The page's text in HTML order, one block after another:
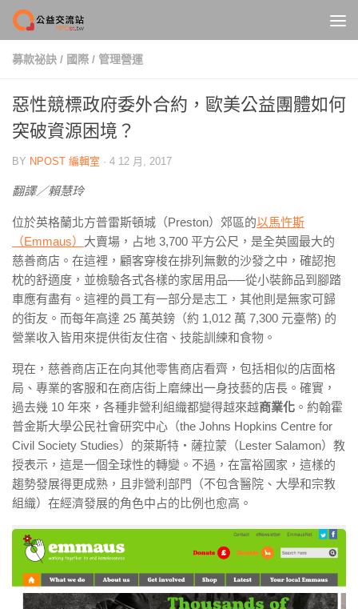
Skip to content
募款祕訣 / 國際 / 管理營運
惡性競標政府委外合約，歐美公益團體如何
突破資源困境？
BY NPOST 編輯室 · 4 12 月, 2017
翻譯／賴慧玲
位於英格蘭北方普雷斯頓城（Preston）郊區的以馬忤斯
（Emmaus） 大賣場，占地 3,700 平方公尺，是全英國最大的
慈善商店。在這裡，顧客穿梭在排列無數的沙發之中，確認抱
枕的舒適度，並檢驗各式各樣的家居用品──從小裝飾品到腳踏
車應有盡有。這裡的員工有一部分是志工，其他則是無家可歸
的街友。而每年高達 25 萬英鎊（約 1,012 萬 7,300 元臺幣) 的
營業收入皆用來提供街友住宿、技能訓練和食物。
現在，慈善商店正在向其他零售商店看齊，包括相似的店面格
局、專業的客服和在商店街上磨練出一身技藝的店長。確實，
過去幾 10 年來，各種非營利組織都變得越來越商業化 。約翰霍
普金斯大學公民社會研究中心（the Johns Hopkins Centre for
Civil Society Studies）的萊斯特・薩拉蒙（Lester Salamon）教
授表示，這是一個全球性的轉變。不過，在富裕國家，這樣的
趨勢發展得更成熟，且非營利部門（不包含醫院、大學和宗教
組織）在經濟發展的角色中占的比例也愈高。